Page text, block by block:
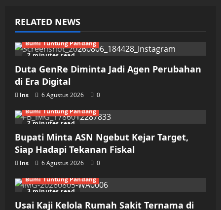
RELATED NEWS
2 minutes read
Bumi Tuntung Pandang
Duta GenRe Diminta Jadi Agen Perubahan
di Era Digital
Ins 6 Agustus 2026 0
2 minutes read
Bumi Tuntung Pandang
Bupati Minta ASN Ngebut Kejar Target,
Siap Hadapi Tekanan Fiskal
Ins 6 Agustus 2026 0
3 minutes read
Bumi Tuntung Pandang
Usai Kaji Kelola Rumah Sakit Ternama di